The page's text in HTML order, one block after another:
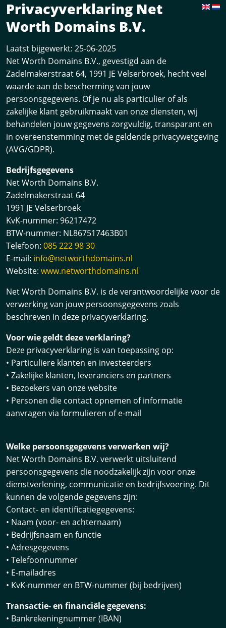
Privacyverklaring Net
Worth Domains B.V.
Laatst bijgewerkt: 25-06-2025
Net Worth Domains B.V., gevestigd aan de
Zadelmakerstraat 64, 1991 JE Velserbroek, hecht veel
waarde aan de bescherming van jouw
persoonsgegevens. Of je nu als particulier of als
zakelijke klant gebruikmaakt van onze diensten, wij
behandelen jouw gegevens zorgvuldig, transparant en
in overeenstemming met de geldende privacywetgeving
(AVG/GDPR).
Bedrijfsgegevens
Net Worth Domains B.V.
Zadelmakerstraat 64
1991 JE Velserbroek
KvK-nummer: 96217472
BTW-nummer: NL867517463B01
Telefoon: 085 222 98 30
E-mail: info@networthdomains.nl
Website: www.networthdomains.nl
Net Worth Domains B.V. is de verantwoordelijke voor de
verwerking van jouw persoonsgegevens zoals
beschreven in deze privacyverklaring.
Voor wie geldt deze verklaring?
Deze privacyverklaring is van toepassing op:
• Particuliere klanten en investeerders
• Zakelijke klanten, leveranciers en partners
• Bezoekers van onze website
• Personen die contact opnemen of informatie
aanvragen via formulieren of e-mail
Welke persoonsgegevens verwerken wij?
Net Worth Domains B.V. verwerkt uitsluitend
persoonsgegevens die noodzakelijk zijn voor onze
dienstverlening, communicatie en bedrijfsvoering. Dit
kunnen de volgende gegevens zijn:
Contact- en identificatiegegevens:
• Naam (voor- en achternaam)
• Bedrijfsnaam en functie
• Adresgegevens
• Telefoonnummer
• E-mailadres
• KvK-nummer en BTW-nummer (bij bedrijven)
Transactie- en financiële gegevens:
• Bankrekeningnummer (IBAN)